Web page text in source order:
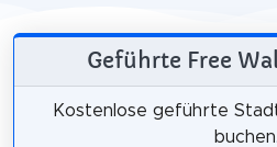
Geführte Free
Kostenlose geführte
buchen.